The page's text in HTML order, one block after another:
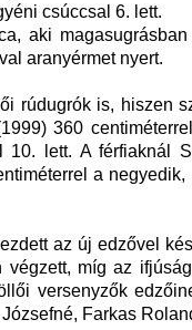
csúccsal 6. lett.
aki
aranyérmet nyert.
rúdugrók is, hiszen
360
10. lett. A férfiaknál
a
az új edzővel
míg az
versenyzők
Farkas